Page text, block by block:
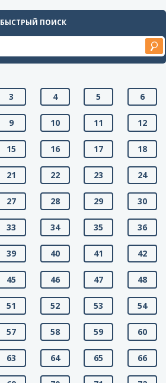
БЫСТРЫЙ ПОИСК
3 4 5 6
9 10 11 12
15 16 17 18
21 22 23 24
27 28 29 30
33 34 35 36
39 40 41 42
45 46 47 48
51 52 53 54
57 58 59 60
63 64 65 66